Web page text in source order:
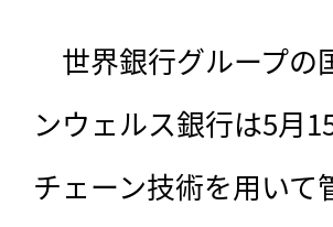
世界銀行グループの
ンウェルス銀行は5月
チェーン技術を用い